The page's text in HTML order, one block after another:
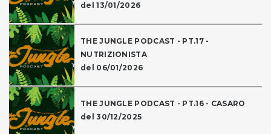
del 13/01/2026
THE JUNGLE PODCAST - PT.17 -
NUTRIZIONISTA
del 06/01/2026
THE JUNGLE PODCAST - PT.16 - CASARO
del 30/12/2025